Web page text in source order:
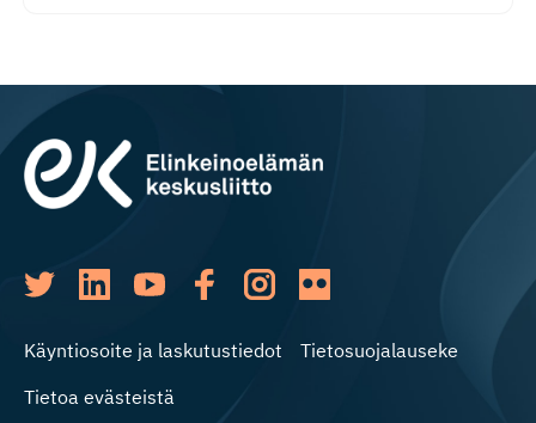
Käyntiosoite ja laskutustiedot
Tietosuojalauseke
Tietoa evästeistä